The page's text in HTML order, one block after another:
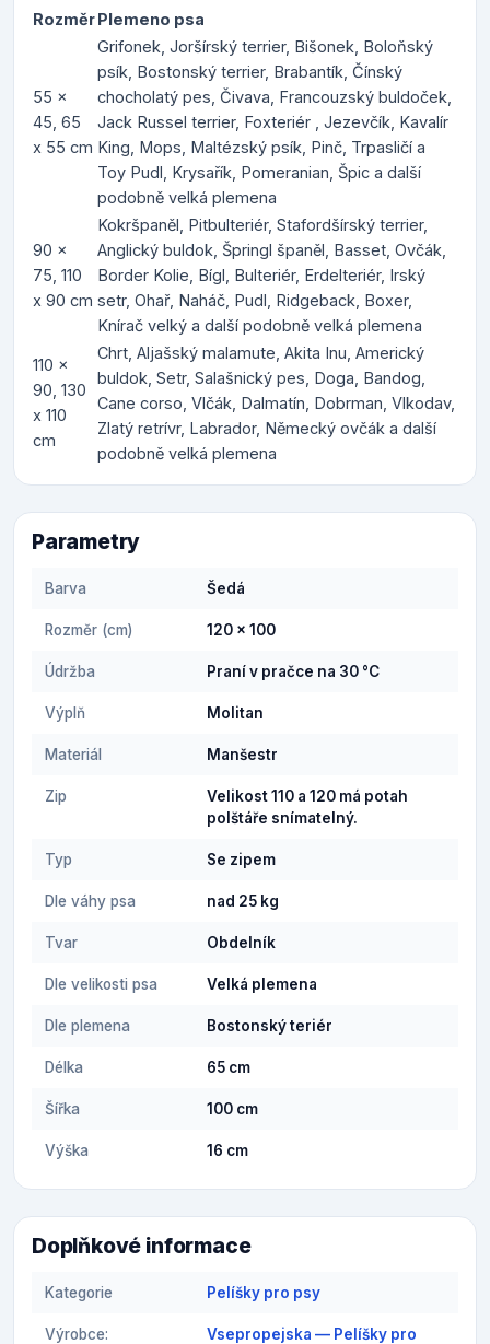
RozměrPlemeno psa
55 x
45, 65
x 55 cm
Grifonek, Joršírský terrier, Bišonek, Boloňský
psík, Bostonský terrier, Brabantík, Čínský
chocholatý pes, Čivava, Francouzský buldoček,
Jack Russel terrier, Foxteriér , Jezevčík, Kavalír
King, Mops, Maltézský psík, Pinč, Trpasličí a
Toy Pudl, Krysařík, Pomeranian, Špic a další
podobně velká plemena
90 x
75, 110
x 90 cm
Kokršpaněl, Pitbulteriér, Stafordšírský terrier,
Anglický buldok, Špringl španěl, Basset, Ovčák,
Border Kolie, Bígl, Bulteriér, Erdelteriér, Irský
setr, Ohař, Naháč, Pudl, Ridgeback, Boxer,
Knírač velký a další podobně velká plemena
110 x
90, 130
x 110
cm
Chrt, Aljašský malamute, Akita Inu, Americký
buldok, Setr, Salašnický pes, Doga, Bandog,
Cane corso, Vlčák, Dalmatín, Dobrman, Vlkodav,
Zlatý retrívr, Labrador, Německý ovčák a další
podobně velká plemena
Parametry
Barva Šedá
Rozměr (cm) 120 x 100
Údržba Praní v pračce na 30 °C
Výplň Molitan
Materiál Manšestr
Zip
Velikost 110 a 120 má potah
polštáře snímatelný.
Typ Se zipem
Dle váhy psa nad 25 kg
Tvar Obdelník
Dle velikosti psa Velká plemena
Dle plemena Bostonský teriér
Délka 65 cm
Šířka 100 cm
Výška 16 cm
Doplňkové informace
Kategorie Pelíšky pro psy
Výrobce:
Vsepropejska — Pelíšky pro